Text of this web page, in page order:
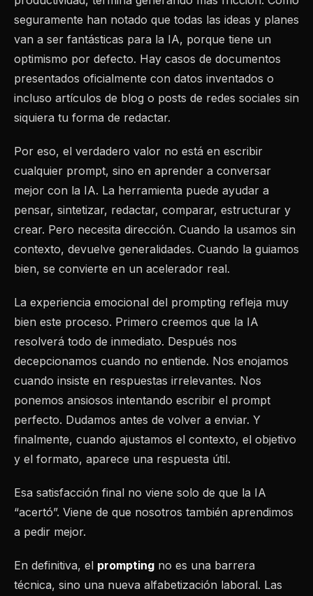
seguramente han notado que todas las ideas y planes
van a ser fantásticas para la IA, porque tiene un
optimismo por defecto. Hay casos de documentos
presentados oficialmente con datos inventados o
incluso artículos de blog o posts de redes sociales sin
siquiera tu forma de redactar.
Por eso, el verdadero valor no está en escribir
cualquier prompt, sino en aprender a conversar
mejor con la IA. La herramienta puede ayudar a
pensar, sintetizar, redactar, comparar, estructurar y
crear. Pero necesita dirección. Cuando la usamos sin
contexto, devuelve generalidades. Cuando la guiamos
bien, se convierte en un acelerador real.
La experiencia emocional del prompting refleja muy
bien este proceso. Primero creemos que la IA
resolverá todo de inmediato. Después nos
decepcionamos cuando no entiende. Nos enojamos
cuando insiste en respuestas irrelevantes. Nos
ponemos ansiosos intentando escribir el prompt
perfecto. Dudamos antes de volver a enviar. Y
finalmente, cuando ajustamos el contexto, el objetivo
y el formato, aparece una respuesta útil.
Esa satisfacción final no viene solo de que la IA
“acertó”. Viene de que nosotros también aprendimos
a pedir mejor.
En definitiva, el prompting no es una barrera
técnica, sino una nueva alfabetización laboral. Las